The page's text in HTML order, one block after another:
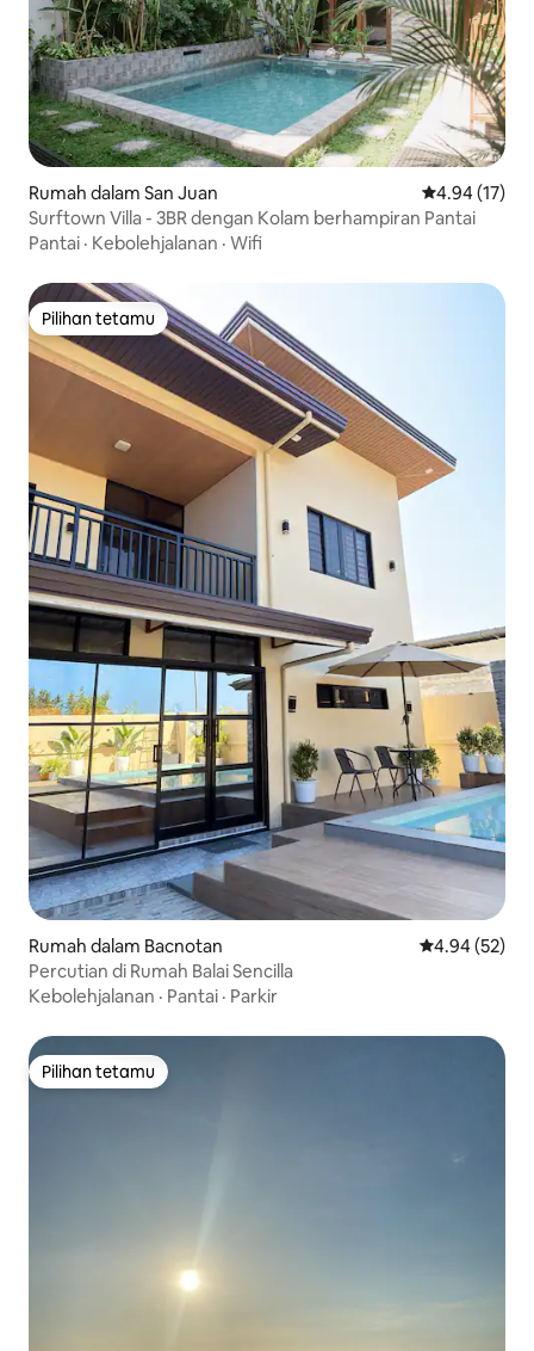
Rumah dalam San Juan Penarafan
4.94 (17)
Surftown Villa - 3BR dengan Kolam berhampiran Pantai
Pantai · Kebolehjalanan · Wifi
Pilihan tetamu
Pilihan tetamu
Rumah dalam Bacnotan Penarafan
4.94 (52)
Percutian di Rumah Balai Sencilla
Kebolehjalanan · Pantai · Parkir
Pilihan tetamu
Pilihan tetamu